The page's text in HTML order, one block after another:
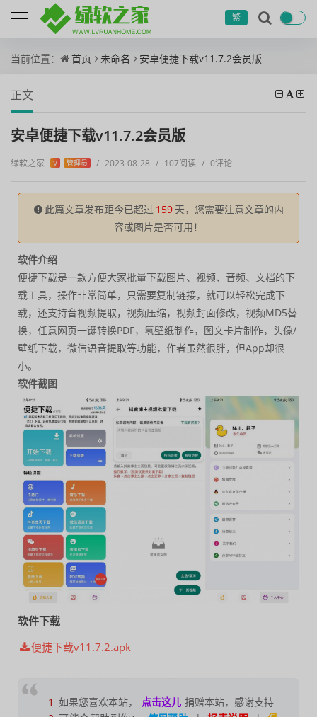
繁
当前位置： 首页 未命名 安卓便捷下载v11.7.2会员版
正文
安卓便捷下载v11.7.2会员版
绿软之家 V 管理员 / 2023-08-28 / 107阅读 / 0评论
此篇文章发布距今已超过 159 天，您需要注意文章的内
容或图片是否可用！
软件介绍
便捷下载是一款方便大家批量下载图片、视频、音频、文档的下
载工具，操作非常简单，只需要复制链接，就可以轻松完成下
载，还支持音视频提取，视频压缩，视频封面修改，视频MD5替
换，任意网页一键转换PDF，氢壁纸制作，图文卡片制作，头像/
壁纸下载，微信语音提取等功能，作者虽然很胖，但App却很
小。
软件截图
软件下载
便捷下载v11.7.2.apk
1 如果您喜欢本站， 点击这儿 捐赠本站，感谢支持